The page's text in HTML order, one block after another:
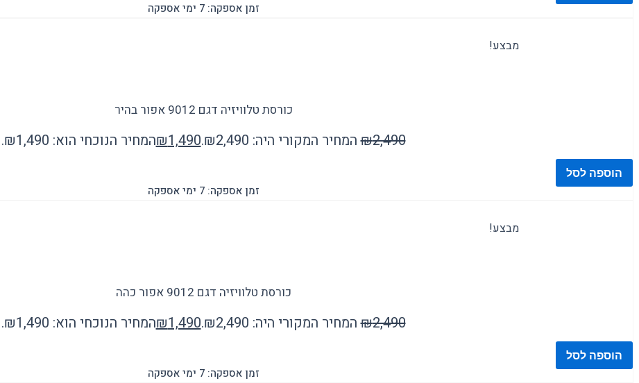
זמן אספקה: 7 ימי אספקה
מבצע!
כורסת טלוויזיה דגם 9012 אפור בהיר
₪2,490 המחיר המקורי היה: ₪2,490. ₪1,490 המחיר הנוכחי הוא: ₪1,490.
הוספה לסל
זמן אספקה: 7 ימי אספקה
מבצע!
כורסת טלוויזיה דגם 9012 אפור כהה
₪2,490 המחיר המקורי היה: ₪2,490. ₪1,490 המחיר הנוכחי הוא: ₪1,490.
הוספה לסל
זמן אספקה: 7 ימי אספקה